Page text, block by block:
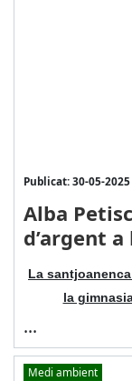
Publicat: 30-05-2025
Alba
d’argent a
La
la
...
Medi ambient